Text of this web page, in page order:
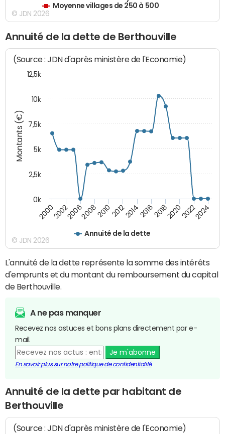
Moyenne villages de 250 à 500
© JDN 2026
Annuité de la dette de Berthouville
Montants (€)
(Source : JDN d'après ministère de l'Economie)
Annuité de la dette
200020022006200820102012201420162018202020222024
0k
2,5k
5k
7,5k
10k
12,5k
© JDN 2026
L'annuité de la dette représente la somme des intérêts
d'emprunts et du montant du remboursement du capital
de Berthouville.
A ne pas manquer
Recevez nos astuces et bons plans directement par e-
mail.
Je m'abonne
En savoir plus sur notre politique de confidentialité
Annuité de la dette par habitant de
Berthouville
(Source : JDN d'après ministère de l'Economie)